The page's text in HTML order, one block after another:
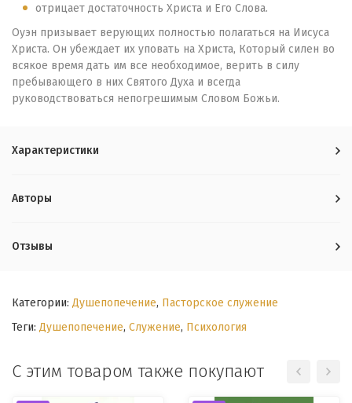
отрицает достаточность Христа и Его Слова.
Оуэн призывает верующих полностью полагаться на Иисуса
Христа. Он убеждает их уповать на Христа, Который силен во
всякое время дать им все необходимое, верить в силу
пребывающего в них Святого Духа и всегда
руководствоваться непогрешимым Словом Божьи.
Характеристики
Авторы
Отзывы
Категории: Душепопечение, Пасторское служение
Теги: Душепопечение, Служение, Психология
С этим товаром также покупают